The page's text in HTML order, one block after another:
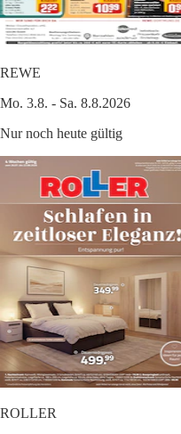
REWE
Mo. 3.8. - Sa. 8.8.2026
Nur noch heute gültig
ROLLER